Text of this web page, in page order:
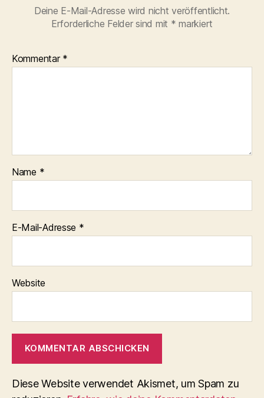
Deine E-Mail-Adresse wird nicht veröffentlicht.
Erforderliche Felder sind mit * markiert
Kommentar *
Name *
E-Mail-Adresse *
Website
Diese Website verwendet Akismet, um Spam zu